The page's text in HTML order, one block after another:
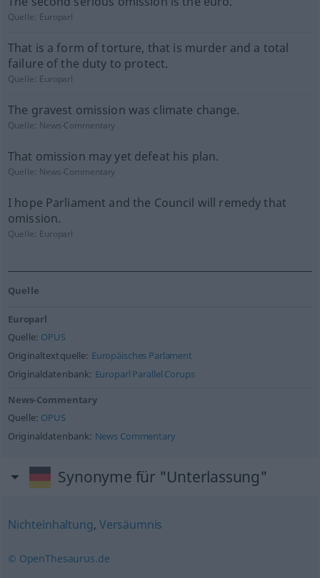
Quelle: Europarl
That is a form of torture, that is murder and a total
failure of the duty to protect.
Quelle: Europarl
The gravest omission was climate change.
Quelle: News-Commentary
That omission may yet defeat his plan.
Quelle: News-Commentary
I hope Parliament and the Council will remedy that
omission.
Quelle: Europarl
Quelle
Europarl
Quelle: OPUS
Originaltextquelle: Europäisches Parlament
Originaldatenbank: Europarl Parallel Corups
News-Commentary
Quelle: OPUS
Originaldatenbank: News Commentary
Synonyme für "Unterlassung"
Nichteinhaltung, Versäumnis
© OpenThesaurus.de